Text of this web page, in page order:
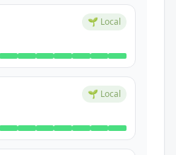
🌱 Local
🌱 Local